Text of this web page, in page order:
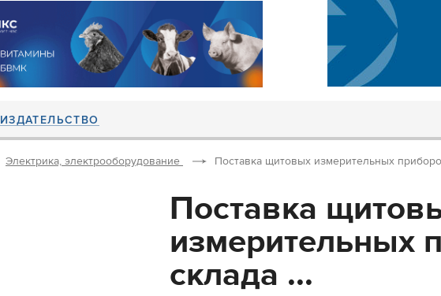
ИЗДАТЕЛЬСТВО
Электрика, электрооборудование Поставка щитовых измерительных
Поставка
измерительных
склада ...